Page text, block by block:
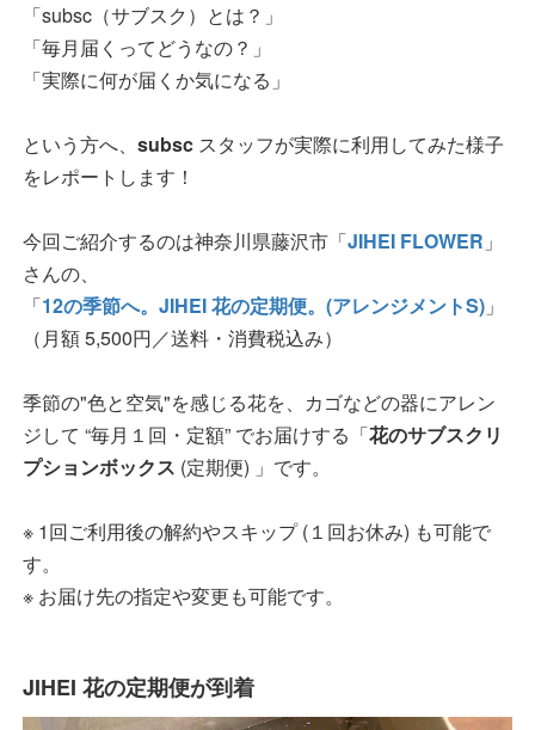
「subsc（サブスク）とは？」
「毎月届くってどうなの？」
「実際に何が届くか気になる」
という方へ、 subsc スタッフが実際に利用してみた様子
をレポートします！
今回ご紹介するのは神奈川県藤沢市「JIHEI FLOWER 」
さんの、
「12の季節へ。JIHEI 花の定期便。(アレンジメントS) 」
（月額 5,500円／送料・消費税込み）
季節の"色と空気"を感じる花を、カゴなどの器にアレン
ジして “毎月１回・定額” でお届けする「花のサブスクリ
プションボックス (定期便) 」です。
※ 1回ご利用後の解約やスキップ (１回お休み) も可能で
す。
※ お届け先の指定や変更も可能です。
JIHEI 花の定期便が到着